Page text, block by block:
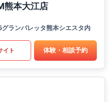
熊本大江店
ランパレッタ熊本シエスタ内
イト 体験・相談予約